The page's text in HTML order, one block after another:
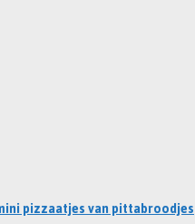
pizzaatjes van pittabroodjes